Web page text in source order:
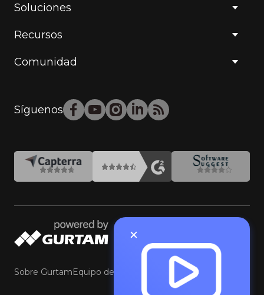
Soluciones
Recursos
Comunidad
Síguenos
Sobre Gurtam Equipo de Gurtam Contacte con Gurtam